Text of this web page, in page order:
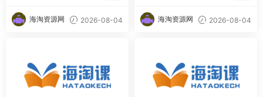
海淘资源网 2026-08-04 海淘资源网 2026-08-04